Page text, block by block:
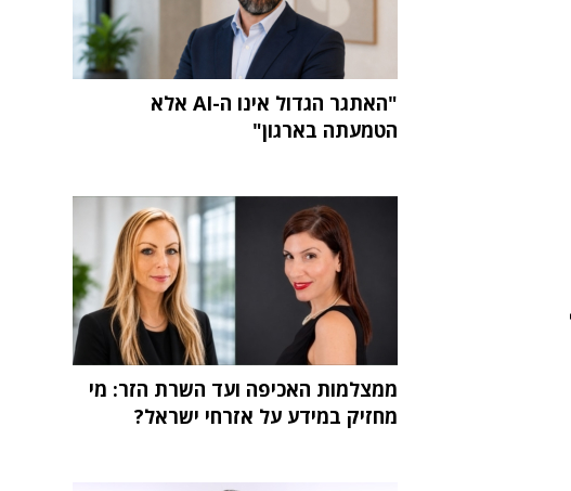
"האתגר הגדול אינו ה-AI אלא
הטמעתה בארגון"
ממצלמות האכיפה ועד השרת הזר: מי
מחזיק במידע על אזרחי ישראל?